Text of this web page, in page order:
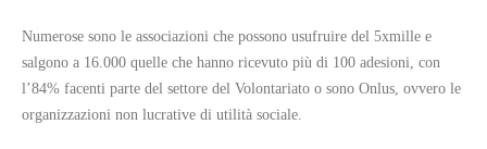
Numerose sono le associazioni che possono usufruire del 5xmille e
salgono a 16.000 quelle che hanno ricevuto più di 100 adesioni, con
l’84% facenti parte del settore del Volontariato o sono Onlus, ovvero le
organizzazioni non lucrative di utilità sociale.